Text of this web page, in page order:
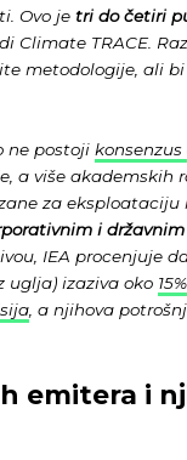
Ovo je tri do četiri
Climate TRACE.
metodologije, ali
ne postoji konsenzus
a više akademskih
za eksploataciju
i
IEA procenjuje
uglja) izaziva oko
, a njihova
emitera i